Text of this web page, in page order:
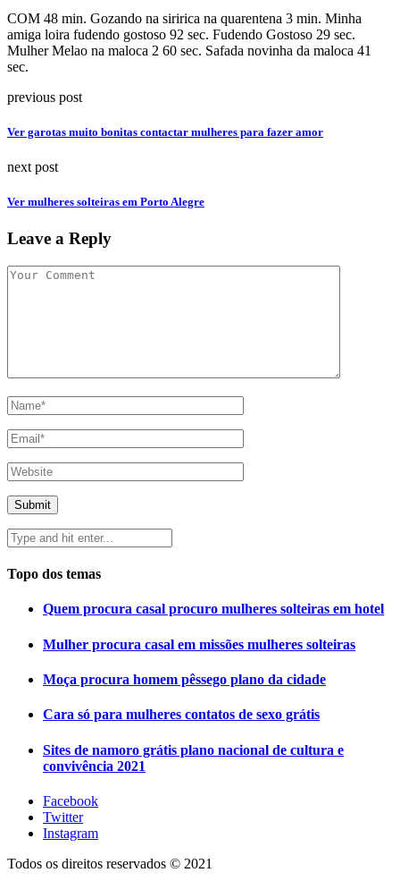
COM 48 min. Gozando na siririca na quarentena 3 min. Minha
amiga loira fudendo gostoso 92 sec. Fudendo Gostoso 29 sec.
Mulher Melao na maloca 2 60 sec. Safada novinha da maloca 41
sec.
previous post
Ver garotas muito bonitas contactar mulheres para fazer amor
next post
Ver mulheres solteiras em Porto Alegre
Leave a Reply
Topo dos temas
Quem procura casal procuro mulheres solteiras em hotel
Mulher procura casal em missões mulheres solteiras
Moça procura homem pêssego plano da cidade
Cara só para mulheres contatos de sexo grátis
Sites de namoro grátis plano nacional de cultura e
convivência 2021
Facebook
Twitter
Instagram
Todos os direitos reservados © 2021